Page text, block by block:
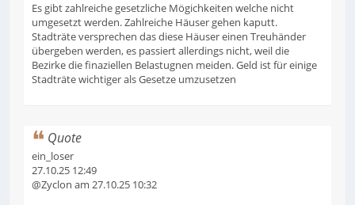
Es gibt zahlreiche gesetzliche Mögichkeiten welche nicht
umgesetzt werden. Zahlreiche Häuser gehen kaputt.
Stadträte versprechen das diese Häuser einen Treuhänder
übergeben werden, es passiert allerdings nicht, weil die
Bezirke die finaziellen Belastugnen meiden. Geld ist für einige
Stadträte wichtiger als Gesetze umzusetzen
Quote
ein_loser
27.10.25 12:49
@Zyclon am 27.10.25 10:32